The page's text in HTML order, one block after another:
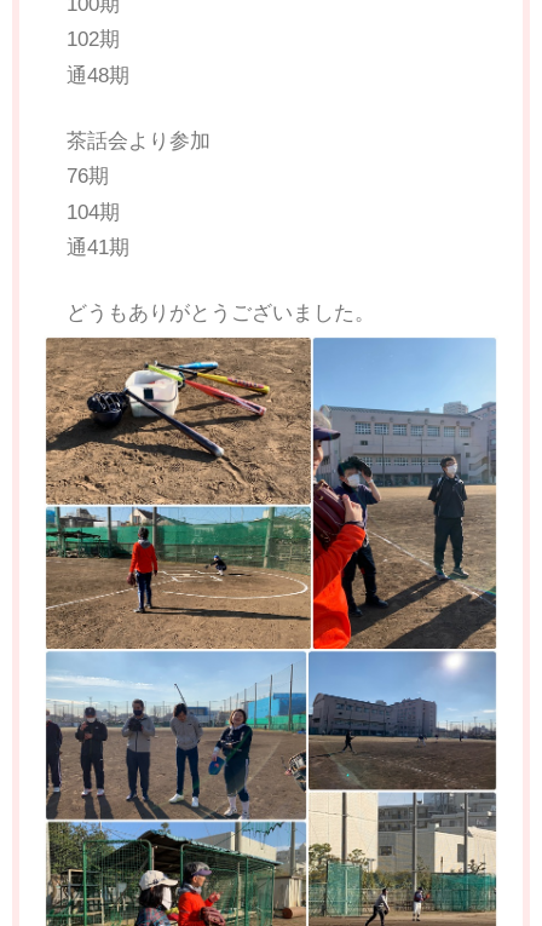
102期
通48期
茶話会より参加
76期
104期
通41期
どうもありがとうございました。